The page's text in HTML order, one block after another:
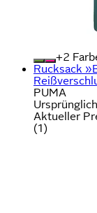
+
Rucksack
PUMA
Aktueller
(1)